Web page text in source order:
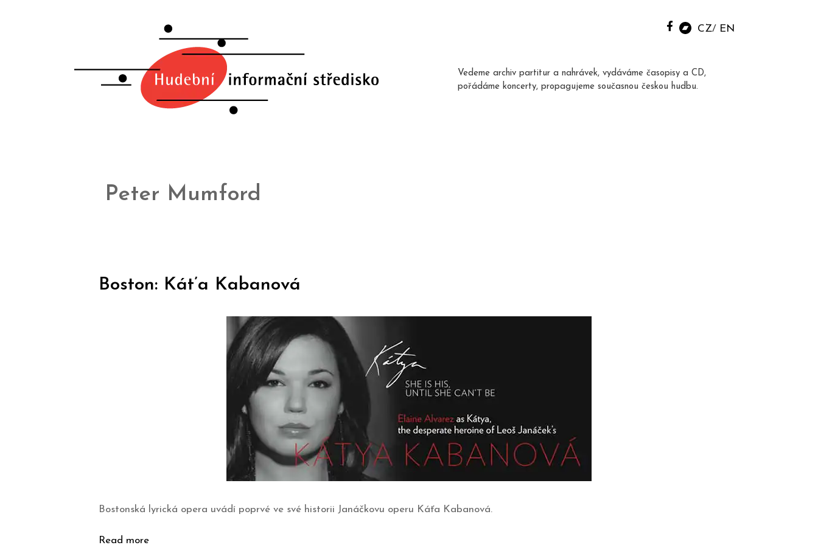
CZ EN
Vedeme archiv partitur a nahrávek, vydáváme časopisy a CD,
pořádáme koncerty, propagujeme současnou českou hudbu.
Peter Mumford
Boston: Kát’a Kabanová
Bostonská lyrická opera uvádí poprvé ve své historii Janáčkovu operu Káťa Kabanová.
Read more